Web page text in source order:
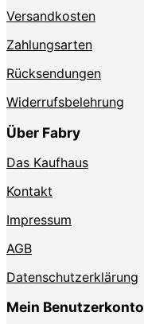
Versandkosten
Zahlungsarten
Rücksendungen
Widerrufsbelehrung
Über Fabry
Das Kaufhaus
Kontakt
Impressum
AGB
Datenschutzerklärung
Mein Benutzerkonto